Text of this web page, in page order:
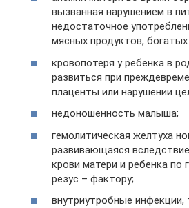
вызванная нарушением в
недостаточное
мясных продуктов,
кровопотеря у ребенка в
развиться при
плаценты или нарушении
недоношенность малыша;
гемолитическая желтуха
развивающаяся
крови матери и ребенка по
резус – фактору;
внутриутробные инфекции,